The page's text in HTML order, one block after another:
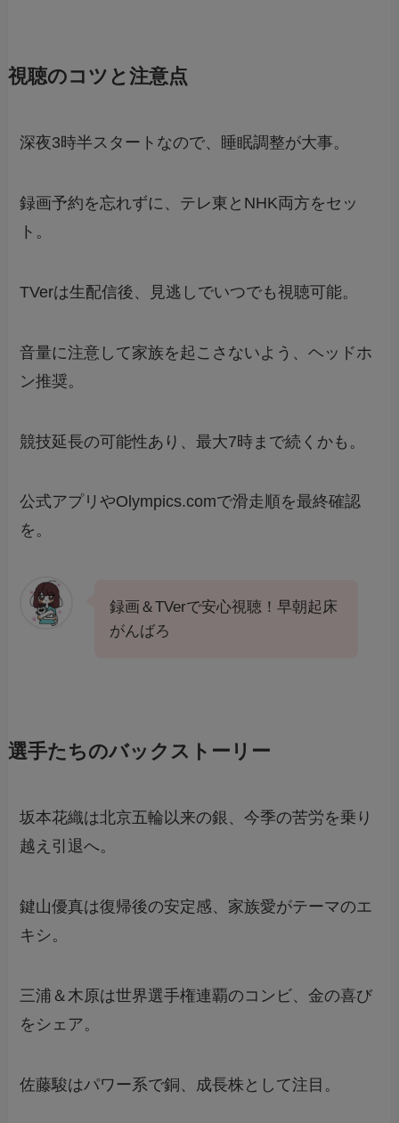
視聴のコツと注意点
深夜3時半スタートなので、睡眠調整が大事。
録画予約を忘れずに、テレ東とNHK両方をセッ
ト。
TVerは生配信後、見逃しでいつでも視聴可能。
音量に注意して家族を起こさないよう、ヘッドホ
ン推奨。
競技延長の可能性あり、最大7時まで続くかも。
公式アプリやOlympics.comで滑走順を最終確認
を。
録画＆TVerで安心視聴！早朝起床
がんばろ
選手たちのバックストーリー
坂本花織は北京五輪以来の銀、今季の苦労を乗り
越え引退へ。
鍵山優真は復帰後の安定感、家族愛がテーマのエ
キシ。
三浦＆木原は世界選手権連覇のコンビ、金の喜び
をシェア。
佐藤駿はパワー系で銅、成長株として注目。